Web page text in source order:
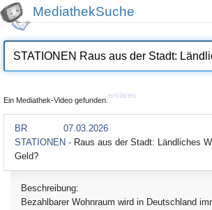
MediathekSuche
Ein Mediathek-Video gefunden.
erklären
BR
07.03.2026
STATIONEN - Raus aus der Stadt: Ländliches
Geld?
Beschreibung:
Bezahlbarer Wohnraum wird in Deutschland